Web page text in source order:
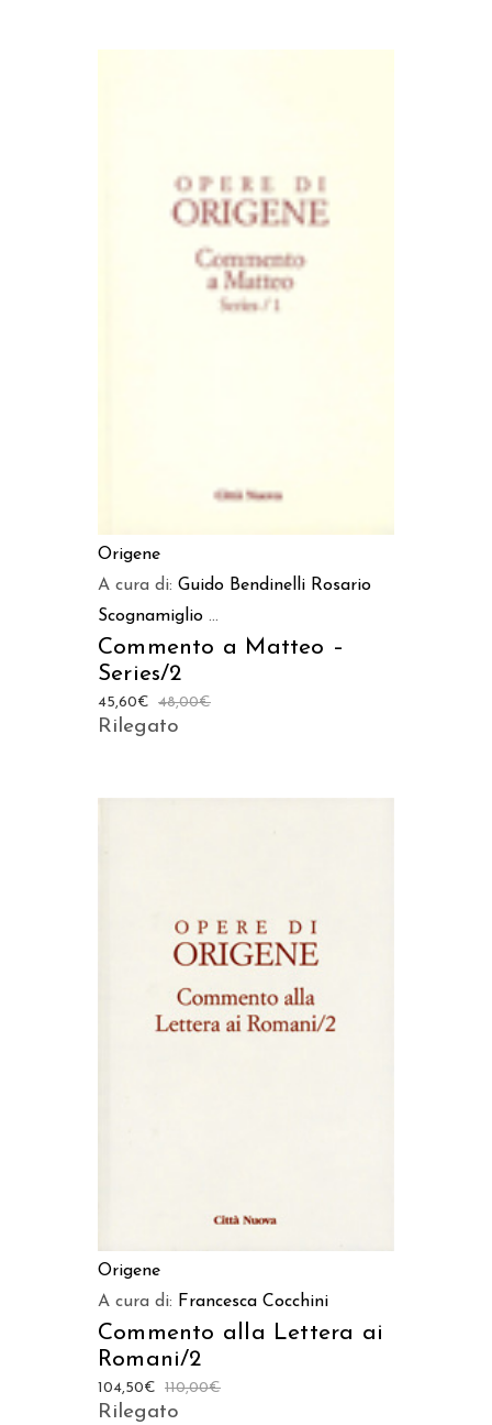
AGGIUNGI AL CARRELLO
Origene
A cura di: Guido Bendinelli Rosario
Scognamiglio ...
Commento a Matteo –
Series/2
48,00€
45,60€
Rilegato
AGGIUNGI AL CARRELLO
Origene
A cura di: Francesca Cocchini
Commento alla Lettera ai
Romani/2
110,00€
104,50€
Rilegato